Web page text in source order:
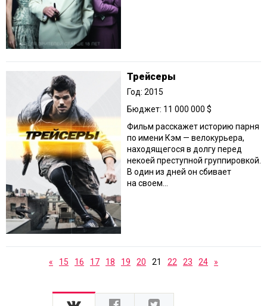
Трейсеры
Год: 2015
Бюджет: 11 000 000 $
Фильм расскажет историю парня
по имени Кэм — велокурьера,
находящегося в долгу перед
некоей преступной группировкой.
В один из дней он сбивает
на своем...
« 15 16 17 18 19 20 21 22 23 24 »